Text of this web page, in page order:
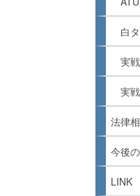
白
実
実
法律
今後
LINK